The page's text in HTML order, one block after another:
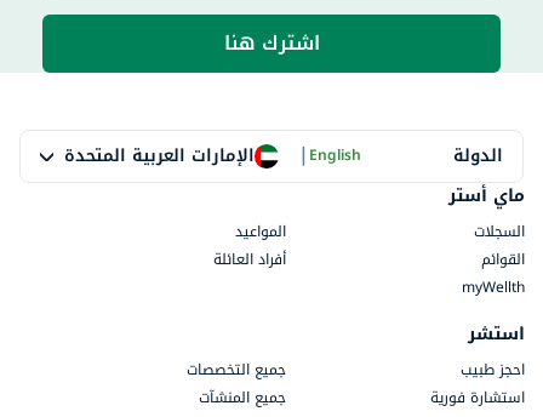
اشترك هنا
الدولة الإمارات العربية المتحدة |English
ماي أستر
السجلات
المواعيد
القوائم
أفراد العائلة
myWellth
استشر
احجز طبيب
جميع التخصصات
استشارة فورية
جميع المنشآت